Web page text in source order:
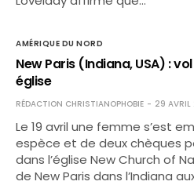
AMÉRIQUE DU NORD
New Paris (Indiana, USA) :
église
RÉDACTION CHRISTIANOPHOBIE 29
Le 19 avril une femme s’est
espèce et de deux chèques
dans l’église New Church of
de New Paris dans l’Indiana